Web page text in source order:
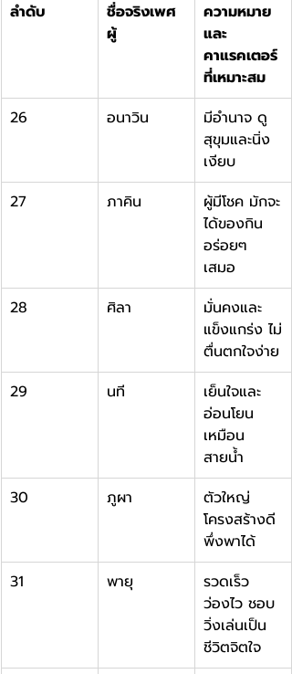
ลำดับ
ชื่อจริงเพศ
ผู้
ความหมาย
และ
คาแรคเตอร์
ที่เหมาะสม
26
อนาวิน
มีอำนาจ ดู
สุขุมและนิ่ง
เงียบ
27
ภาคิน
ผู้มีโชค มักจะ
ได้ของกิน
อร่อยๆ
เสมอ
28
ศิลา
มั่นคงและ
แข็งแกร่ง ไม่
ตื่นตกใจง่าย
29
นที
เย็นใจและ
อ่อนโยน
เหมือน
สายน้ำ
30
ภูผา
ตัวใหญ่
โครงสร้างดี
พึ่งพาได้
31
พายุ
รวดเร็ว
ว่องไว ชอบ
วิ่งเล่นเป็น
ชีวิตจิตใจ